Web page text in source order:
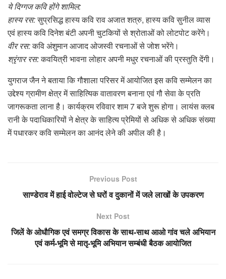
ये दिग्गज कवि होंगे शामिल:
हास्य रस:सुप्रसिद्ध हास्य कवि राव अजात शत्रु, हास्य कवि सुनील व्यास
एवं हास्य कवि दिनेश बंटी अपनी चुटकियों से श्रोताओं को लोटपोट करेंगे।
वीर रस:कवि अंशुमान आजाद ओजस्वी रचनाओं से जोश भरेंगे।
श्रृंगार रस:कवयित्री भावना लोहार अपनी मधुर रचनाओं की प्रस्तुति देंगी।
युगराज जैन ने बताया कि गौशाला परिसर में आयोजित इस कवि सम्मेलन का
उद्देश्य ग्रामीण क्षेत्र में साहित्यिक वातावरण बनाना एवं गौ सेवा के प्रति
जागरूकता लाना है। कार्यक्रम रविवार शाम 7 बजे शुरू होगा। लायंस क्लब
रानी के पदाधिकारियों ने क्षेत्र के साहित्य प्रेमियों से अधिक से अधिक संख्या
में पधारकर कवि सम्मेलन का आनंद लेने की अपील की है।
Previous Post
साण्डेराव में हाई वोल्टेज से घरों व दुकानों में जले लाखों के उपकरण
Next Post
जिलें के ओधौगिक एवं समग्र विकास के साथ-साथ आओ गांव चले अभियान
एवं कर्म-भूमि से मातृ-भूमि अभियान सम्बंधी बैठक आयोजित